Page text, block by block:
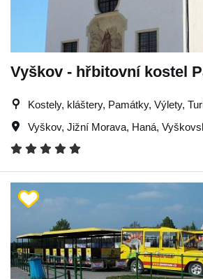
Vyškov - hřbitovní kostel
Kostely, kláštery, Památky, Výlety,
Vyškov, Jižní Morava, Haná,